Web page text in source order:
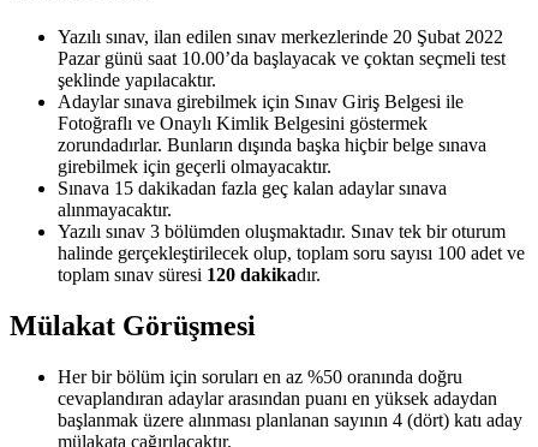
Yazılı sınav, ilan edilen sınav merkezlerinde 20 Şubat 2022
Pazar günü saat 10.00’da başlayacak ve çoktan seçmeli test
şeklinde yapılacaktır.
Adaylar sınava girebilmek için Sınav Giriş Belgesi ile
Fotoğraflı ve Onaylı Kimlik Belgesini göstermek
zorundadırlar. Bunların dışında başka hiçbir belge sınava
girebilmek için geçerli olmayacaktır.
Sınava 15 dakikadan fazla geç kalan adaylar sınava
alınmayacaktır.
Yazılı sınav 3 bölümden oluşmaktadır. Sınav tek bir oturum
halinde gerçekleştirilecek olup, toplam soru sayısı 100 adet ve
toplam sınav süresi 120 dakikadır.
Mülakat Görüşmesi
Her bir bölüm için soruları en az %50 oranında doğru
cevaplandıran adaylar arasından puanı en yüksek adaydan
başlanmak üzere alınması planlanan sayının 4 (dört) katı aday
mülakata çağırılacaktır.